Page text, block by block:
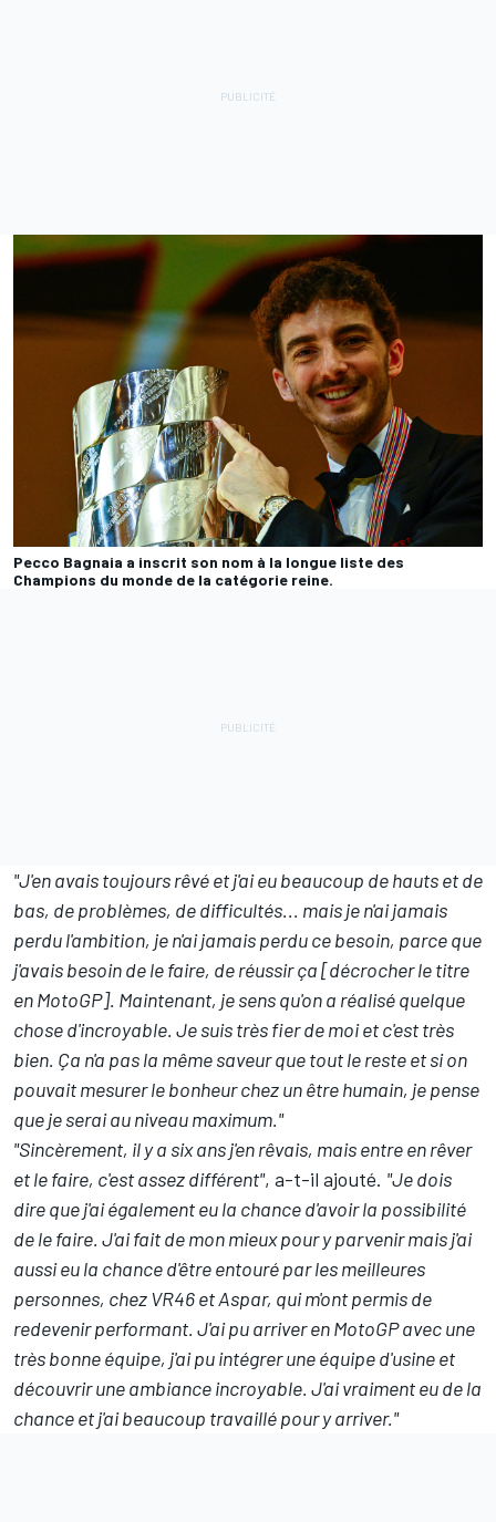
Pecco Bagnaia a inscrit son nom à la longue liste des
Champions du monde de la catégorie reine.
"J'en avais toujours rêvé et j'ai eu beaucoup de hauts et de
bas, de problèmes, de difficultés... mais je n'ai jamais
perdu l'ambition, je n'ai jamais perdu ce besoin, parce que
j'avais besoin de le faire, de réussir ça [décrocher le titre
en MotoGP]. Maintenant, je sens qu'on a réalisé quelque
chose d'incroyable. Je suis très fier de moi et c'est très
bien. Ça n'a pas la même saveur que tout le reste et si on
pouvait mesurer le bonheur chez un être humain, je pense
que je serai au niveau maximum."
"Sincèrement, il y a six ans j'en rêvais, mais entre en rêver
et le faire, c'est assez différent", a-t-il ajouté. "Je dois
dire que j'ai également eu la chance d'avoir la possibilité
de le faire. J'ai fait de mon mieux pour y parvenir mais j'ai
aussi eu la chance d'être entouré par les meilleures
personnes, chez VR46 et Aspar, qui m'ont permis de
redevenir performant. J'ai pu arriver en MotoGP avec une
très bonne équipe, j'ai pu intégrer une équipe d'usine et
découvrir une ambiance incroyable. J'ai vraiment eu de la
chance et j'ai beaucoup travaillé pour y arriver."